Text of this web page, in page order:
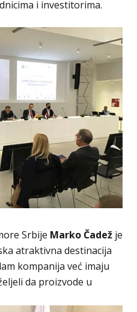
i investitorima.
Srbije Marko Čadež je
atraktivna destinacija
kompanija već imaju
da proizvode u